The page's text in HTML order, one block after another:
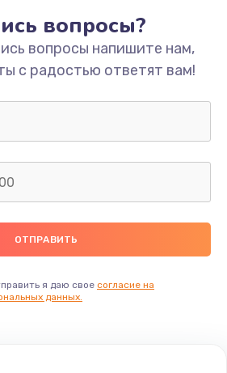
вопросы?
вопросы напишите нам,
с радостью ответят вам!
я даю свое согласие на
данных.